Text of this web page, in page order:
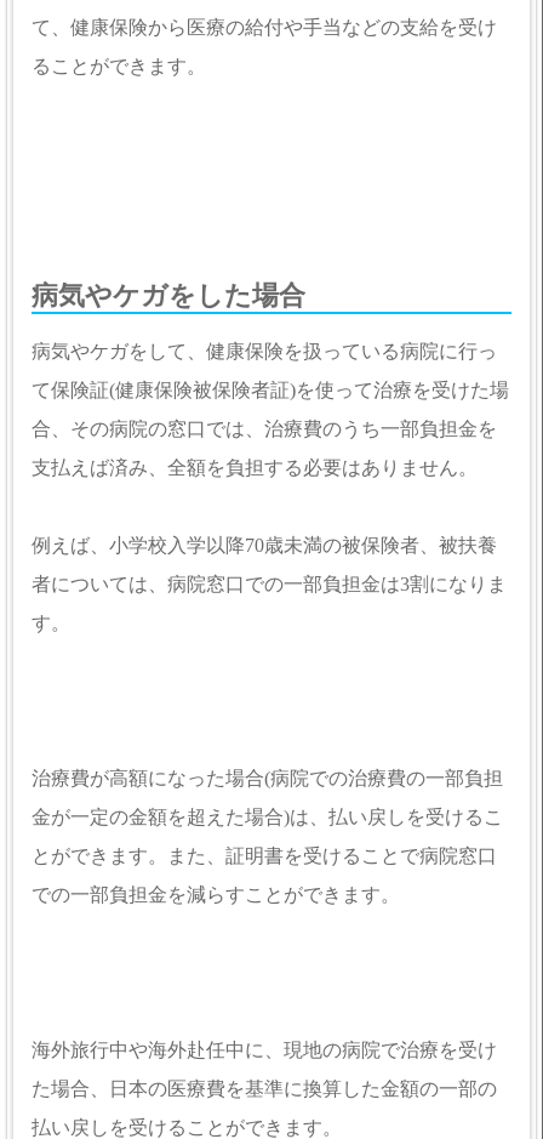
て、健康保険から医療の給付や手当などの支給を受け
ることができます。
病気やケガをした場合
病気やケガをして、健康保険を扱っている病院に行っ
て保険証(健康保険被保険者証)を使って治療を受けた場
合、その病院の窓口では、治療費のうち一部負担金を
支払えば済み、全額を負担する必要はありません。
例えば、小学校入学以降70歳未満の被保険者、被扶養
者については、病院窓口での一部負担金は3割になりま
す。
治療費が高額になった場合(病院での治療費の一部負担
金が一定の金額を超えた場合)は、払い戻しを受けるこ
とができます。また、証明書を受けることで病院窓口
での一部負担金を減らすことができます。
海外旅行中や海外赴任中に、現地の病院で治療を受け
た場合、日本の医療費を基準に換算した金額の一部の
払い戻しを受けることができます。